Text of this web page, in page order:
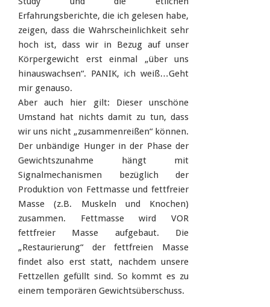
Erfahrungsberichte, die ich gelesen habe,
zeigen, dass die Wahrscheinlichkeit sehr
hoch ist, dass wir in Bezug auf unser
Körpergewicht erst einmal „über uns
hinauswachsen“. PANIK, ich weiß…Geht
mir genauso.
Aber auch hier gilt: Dieser unschöne
Umstand hat nichts damit zu tun, dass
wir uns nicht „zusammenreißen“ können.
Der unbändige Hunger in der Phase der
Gewichtszunahme hängt mit
Signalmechanismen bezüglich der
Produktion von Fettmasse und fettfreier
Masse (z.B. Muskeln und Knochen)
zusammen. Fettmasse wird VOR
fettfreier Masse aufgebaut. Die
„Restaurierung“ der fettfreien Masse
findet also erst statt, nachdem unsere
Fettzellen gefüllt sind. So kommt es zu
einem temporären Gewichtsüberschuss.